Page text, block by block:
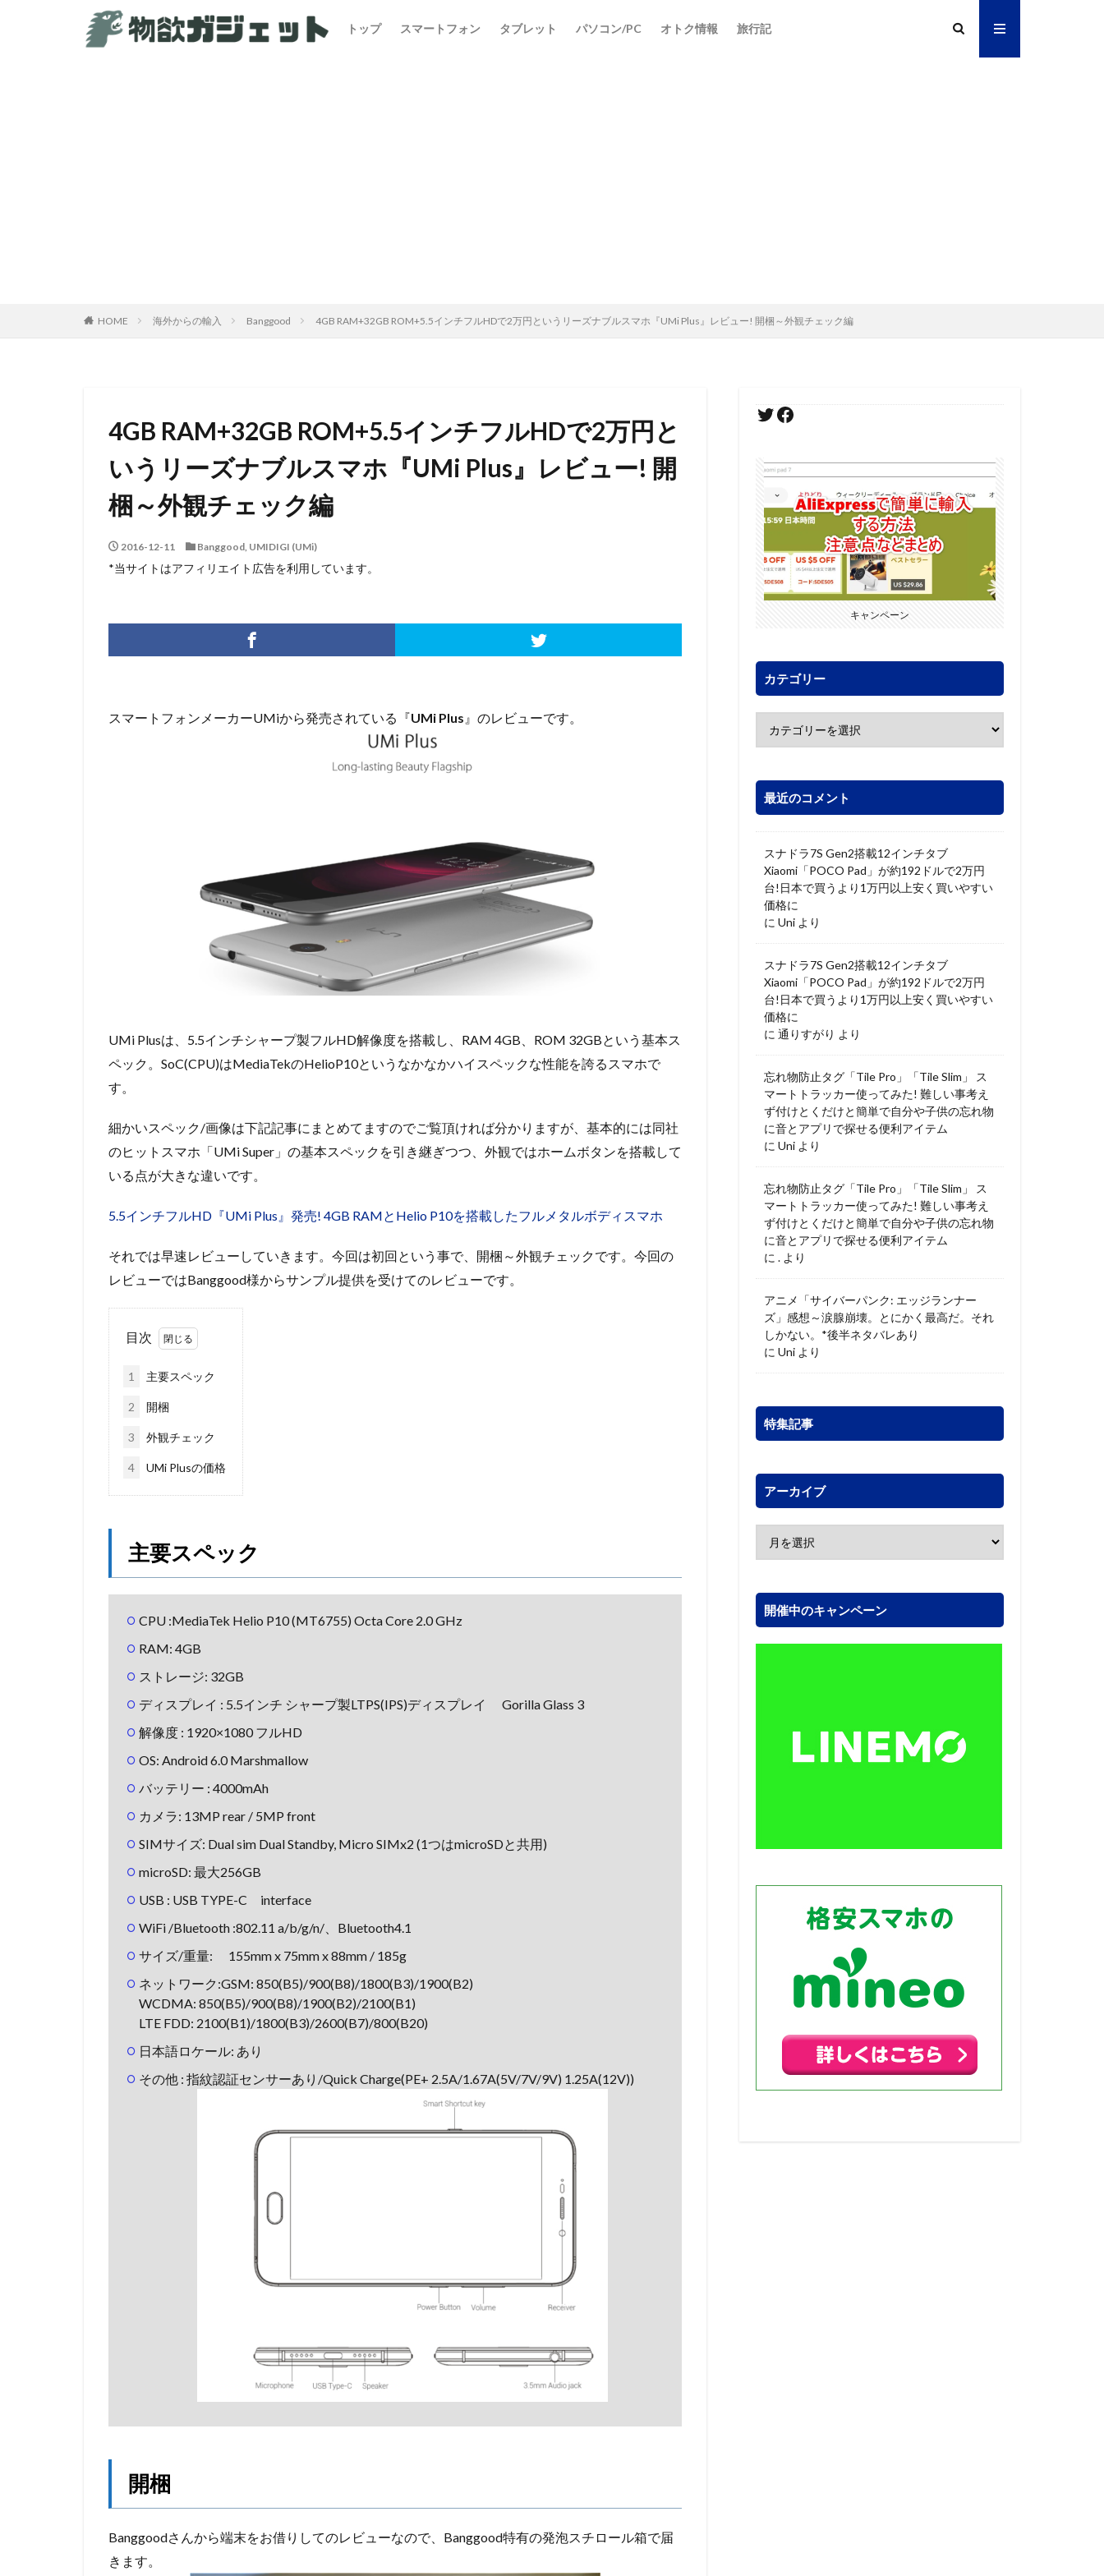
トップ スマートフォン タブレット パソコン/PC オトク情報 旅行記
HOME 海外からの輸入 Banggood 4GB RAM+32GB ROM+5.5インチフルHDで2万円というリーズナブルスマホ『UMi Plus』レビュー! 開梱～外観チェック編
4GB RAM+32GB ROM+5.5インチフルHDで2万円と
いうリーズナブルスマホ『UMi Plus』レビュー! 開
梱～外観チェック編
2016-12-11 Banggood, UMIDIGI (UMi)
*当サイトはアフィリエイト広告を利用しています。
スマートフォンメーカーUMiから発売されている『UMi Plus 』のレビューです。
UMi Plusは、5.5インチシャープ製フルHD解像度を搭載し、RAM 4GB、ROM 32GBという基本ス
ペック。SoC(CPU)はMediaTekのHelioP10というなかなかハイスペックな性能を誇るスマホで
す。
細かいスペック/画像は下記記事にまとめてますのでご覧頂ければ分かりますが、基本的には同社
のヒットスマホ「UMi Super」の基本スペックを引き継ぎつつ、外観ではホームボタンを搭載して
いる点が大きな違いです。
5.5インチフルHD『UMi Plus』発売! 4GB RAMとHelio P10を搭載したフルメタルボディスマホ
それでは早速レビューしていきます。今回は初回という事で、開梱～外観チェックです。今回の
レビューではBanggood様からサンプル提供を受けてのレビューです。
目次
1 主要スペック
2 開梱
3 外観チェック
4 UMi Plusの価格
主要スペック
CPU :MediaTek Helio P10 (MT6755) Octa Core 2.0 GHz
RAM: 4GB
ストレージ: 32GB
ディスプレイ : 5.5インチ シャープ製LTPS(IPS)ディスプレイ Gorilla Glass 3
解像度 : 1920×1080 フルHD
OS: Android 6.0 Marshmallow
バッテリー : 4000mAh
カメラ: 13MP rear / 5MP front
SIMサイズ: Dual sim Dual Standby, Micro SIMx2 (1つはmicroSDと共用)
microSD: 最大256GB
USB : USB TYPE-C interface
WiFi /Bluetooth :802.11 a/b/g/n/、Bluetooth4.1
サイズ/重量: 155mm x 75mm x 88mm / 185g
ネットワーク:GSM: 850(B5)/900(B8)/1800(B3)/1900(B2)
WCDMA: 850(B5)/900(B8)/1900(B2)/2100(B1)
LTE FDD: 2100(B1)/1800(B3)/2600(B7)/800(B20)
日本語ロケール: あり
その他 : 指紋認証センサーあり/Quick Charge(PE+ 2.5A/1.67A(5V/7V/9V) 1.25A(12V))
開梱
Banggoodさんから端末をお借りしてのレビューなので、Banggood特有の発泡スチロール箱で届
きます。
キャンペーン
カテゴリー
最近のコメント
スナドラ7S Gen2搭載12インチタブ
Xiaomi「POCO Pad」が約192ドルで2万円
台!日本で買うより1万円以上安く買いやすい
価格に
に Uni より
スナドラ7S Gen2搭載12インチタブ
Xiaomi「POCO Pad」が約192ドルで2万円
台!日本で買うより1万円以上安く買いやすい
価格に
に 通りすがり より
忘れ物防止タグ「Tile Pro」「Tile Slim」 ス
マートトラッカー使ってみた! 難しい事考え
ず付けとくだけと簡単で自分や子供の忘れ物
に音とアプリで探せる便利アイテム
に Uni より
忘れ物防止タグ「Tile Pro」「Tile Slim」 ス
マートトラッカー使ってみた! 難しい事考え
ず付けとくだけと簡単で自分や子供の忘れ物
に音とアプリで探せる便利アイテム
に . より
アニメ「サイバーパンク: エッジランナー
ズ」感想～涙腺崩壊。とにかく最高だ。それ
しかない。*後半ネタバレあり
に Uni より
特集記事
アーカイブ
開催中のキャンペーン